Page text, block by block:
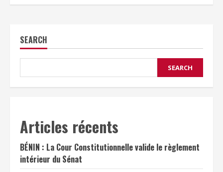
SEARCH
SEARCH
Articles récents
BÉNIN : La Cour Constitutionnelle valide le règlement
intérieur du Sénat